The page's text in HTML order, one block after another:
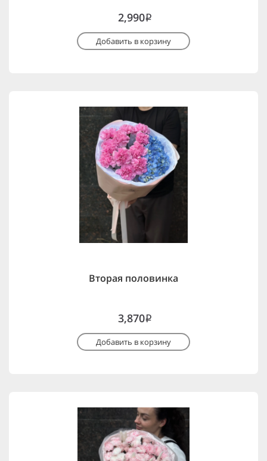
2,990i
Добавить в корзину
Вторая половинка
3,870i
Добавить в корзину